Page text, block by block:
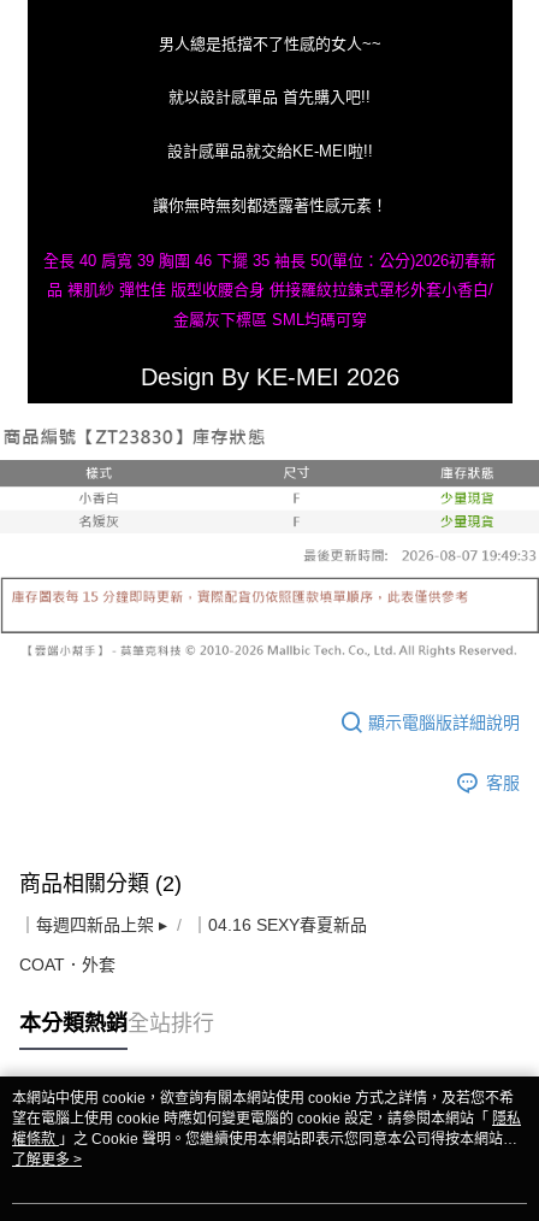
男人總是抵擋不了性感的女人~~
就以設計感單品 首先購入吧!!
設計感單品就交給KE-MEI啦!!
讓你無時無刻都透露著性感元素！
全長 40 肩寬 39 胸圍 46 下擺 35 袖長 50(單位：公分)2026初春新
品 裸肌紗 彈性佳 版型收腰合身 併接羅紋拉鍊式罩杉外套小香白/
金屬灰下標區 SML均碼可穿
Design By KE-MEI 2026
顯示電腦版詳細說明
客服
商品相關分類 (2)
｜每週四新品上架 ▸ ｜04.16 SEXY春夏新品
COAT．外套
本分類熱銷全站排行
熱門標籤
本網站中使用 cookie，欲查詢有關本網站使用 cookie 方式之詳情，及若您不希
望在電腦上使用 cookie 時應如何變更電腦的 cookie 設定，請參閱本網站「 隱私
權條款 」之 Cookie 聲明。您繼續使用本網站即表示您同意本公司得按本網站使
用條款之 Cookie 聲明使用 cookie。
了解更多 >